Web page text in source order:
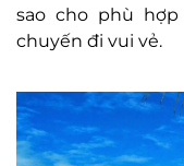
sao cho phù
chuyến đi vui vẻ.